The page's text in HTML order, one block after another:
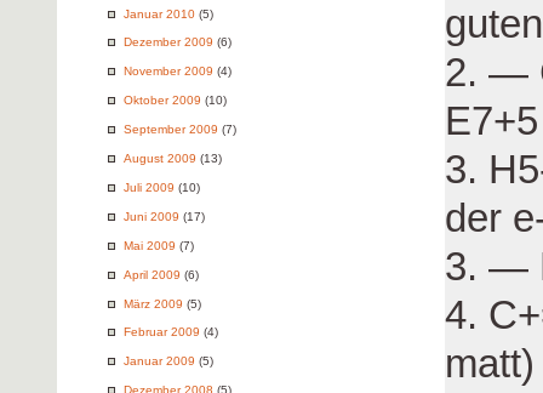
Januar 2010 (5)
Dezember 2009 (6)
November 2009 (4)
Oktober 2009 (10)
September 2009 (7)
August 2009 (13)
Juli 2009 (10)
Juni 2009 (17)
Mai 2009 (7)
April 2009 (6)
März 2009 (5)
Februar 2009 (4)
Januar 2009 (5)
Dezember 2008 (5)
2. —
3.
der
3. —
4.
matt)